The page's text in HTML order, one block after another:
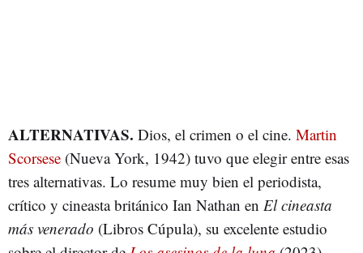
ALTERNATIVAS. Dios, el crimen o el cine. Martin
Scorsese (Nueva York, 1942) tuvo que elegir entre esas
tres alternativas. Lo resume muy bien el periodista,
crítico y cineasta británico Ian Nathan en El cineasta
más venerado (Libros Cúpula), su excelente estudio